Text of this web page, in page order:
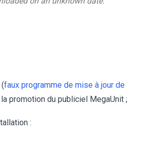
faux programme de mise à jour de
promotion du publiciel MegaUnit ;
: